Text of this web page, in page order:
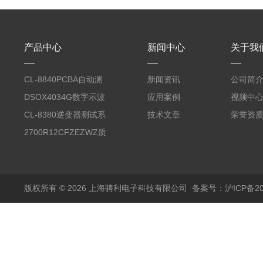
产品中心
CL-8840PCBA自动测
试台系统
DSOX4034G数字示波
器
CL-8380逆变器测试系
统台
2700R12CFZEZWZ质
新闻中心
新闻资讯
应用案例
技术文章
关于我
公司简介
视频中心
荣誉资质
版权所有 © 2026 上海骋利电子科技有限公司 备案号：沪ICP备